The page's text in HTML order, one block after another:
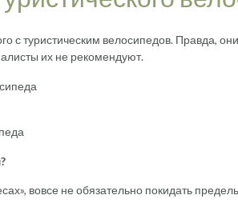
с туристическим велосипедов. Правда,
их не рекомендуют.
вовсе не обязательно покидать